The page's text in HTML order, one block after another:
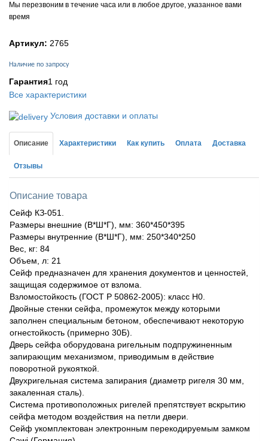
Мы перезвоним в течение часа или в любое другое, указанное вами
время
Артикул: 2765
Наличие по запросу
Гарантия1 год
Все характеристики
Условия доставки и оплаты
Описание Характеристики Как купить Оплата Доставка
Отзывы
Описание товара
Сейф КЗ-051.
Размеры внешние (В*Ш*Г), мм: 360*450*395
Размеры внутренние (В*Ш*Г), мм: 250*340*250
Вес, кг: 84
Объем, л: 21
Сейф предназначен для хранения документов и ценностей,
защищая содержимое от взлома.
Взломостойкость (ГОСТ Р 50862-2005): класс Н0.
Двойные стенки сейфа, промежуток между которыми
заполнен специальным бетоном, обеспечивают некоторую
огнестойкость (примерно 30Б).
Дверь сейфа оборудована ригельным подпружиненным
запирающим механизмом, приводимым в действие
поворотной рукояткой.
Двухригельная система запирания (диаметр ригеля 30 мм,
закаленная сталь).
Система противоположных ригелей препятствует вскрытию
сейфа методом воздействия на петли двери.
Сейф укомплектован электронным перекодируемым замком